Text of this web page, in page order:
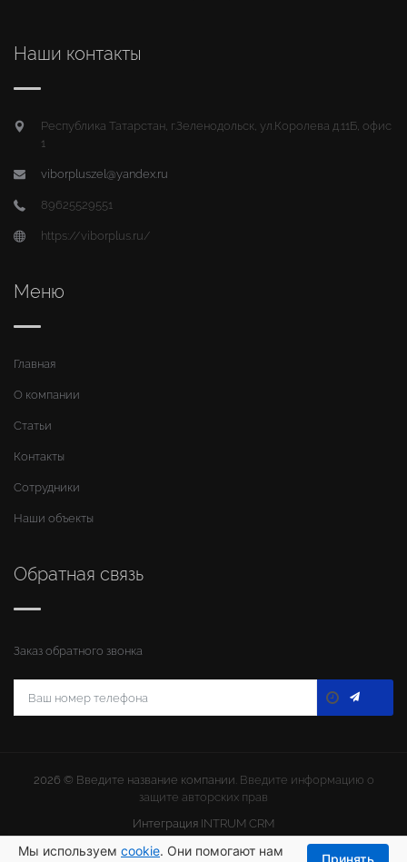
Мы используем cookie. Они помогают нам
Принять
Наши контакты
Республика Татарстан, г.Зеленодольск, ул.Королева д.11Б, офис
1
viborpluszel@yandex.ru
89625529551
https://viborplus.ru/
Меню
Главная
О компании
Статьи
Контакты
Сотрудники
Наши объекты
Обратная связь
Заказ обратного звонка
2026 © Введите название компании. Введите информацию о
защите авторских прав
Интеграция INTRUM CRM